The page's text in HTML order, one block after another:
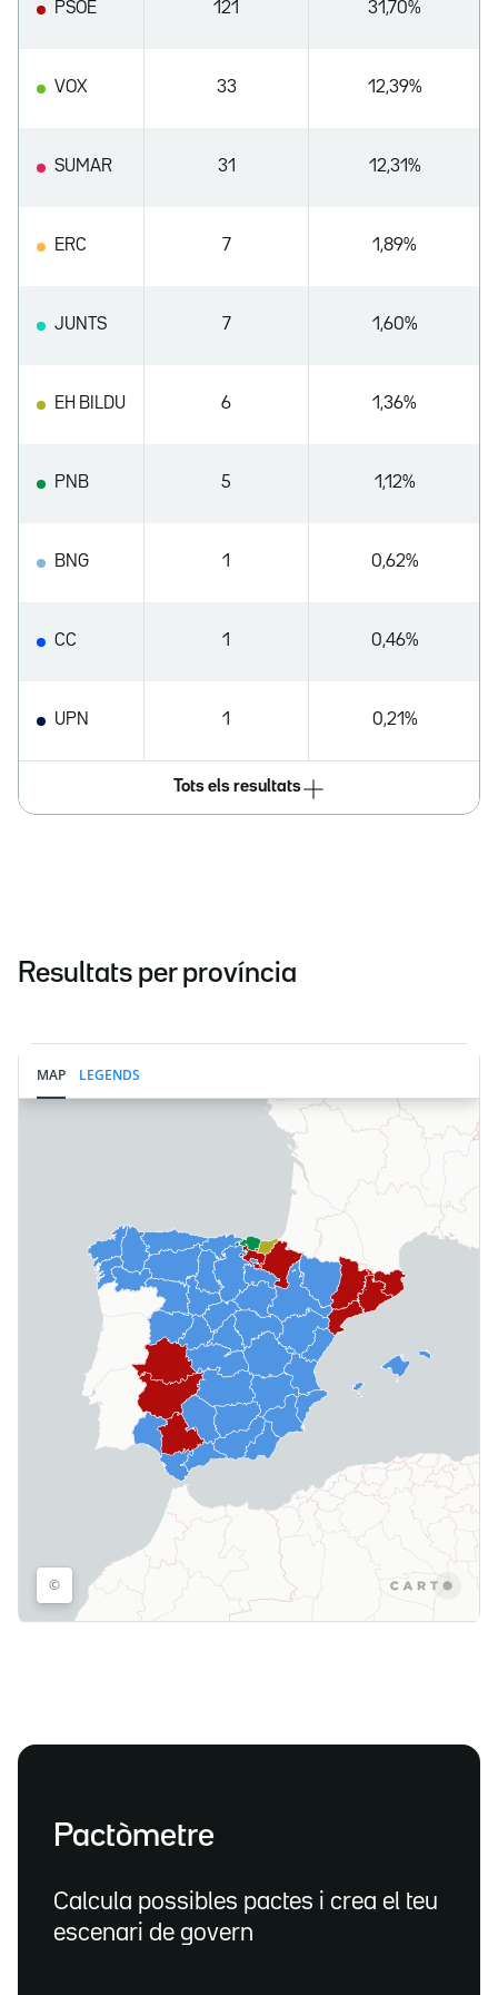
PSOE 121 31,70%
VOX 33 12,39%
SUMAR 31 12,31%
ERC 7 1,89%
JUNTS 7 1,60%
EH BILDU 6 1,36%
PNB 5 1,12%
BNG 1 0,62%
CC 1 0,46%
UPN 1 0,21%
Tots els resultats
Resultats per província
Pactòmetre
Calcula possibles pactes i crea el teu
escenari de govern